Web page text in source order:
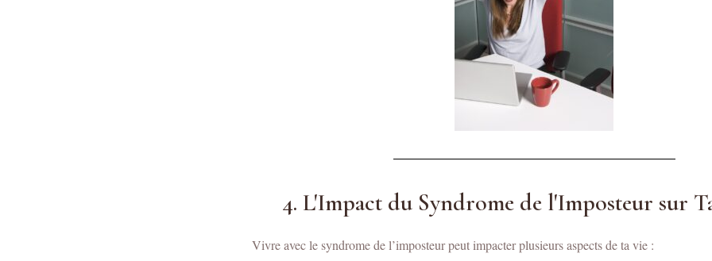
4. L'Impact du Syndrome de l'Imposteur sur
Vivre avec le syndrome de l’imposteur peut impacter plusieurs aspects de ta vie :